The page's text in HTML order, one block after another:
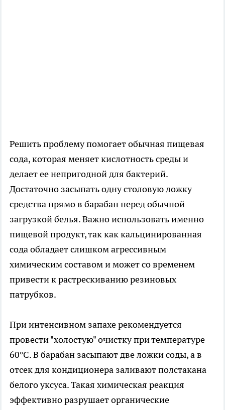
Решить проблему помогает обычная пищевая
сода, которая меняет кислотность среды и
делает ее непригодной для бактерий.
Достаточно засыпать одну столовую ложку
средства прямо в барабан перед обычной
загрузкой белья. Важно использовать именно
пищевой продукт, так как кальцинированная
сода обладает слишком агрессивным
химическим составом и может со временем
привести к растрескиванию резиновых
патрубков.
При интенсивном запахе рекомендуется
провести "холостую" очистку при температуре
60°С. В барабан засыпают две ложки соды, а в
отсек для кондиционера заливают полстакана
белого уксуса. Такая химическая реакция
эффективно разрушает органические